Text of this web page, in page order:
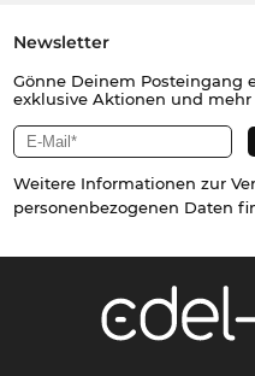
Newsletter
Gönne Deinem Posteingang
exklusive Aktionen und
Weitere Informationen zur
personenbezogenen Daten